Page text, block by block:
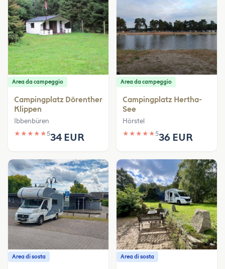
Area da campeggio
Campingplatz Dörenther
Klippen
Ibbenbüren
★ ★ ★ ★ ★534 EUR
Area da campeggio
Campingplatz Hertha-
See
Hörstel
★ ★ ★ ★ ★536 EUR
Area di sosta Area di sosta